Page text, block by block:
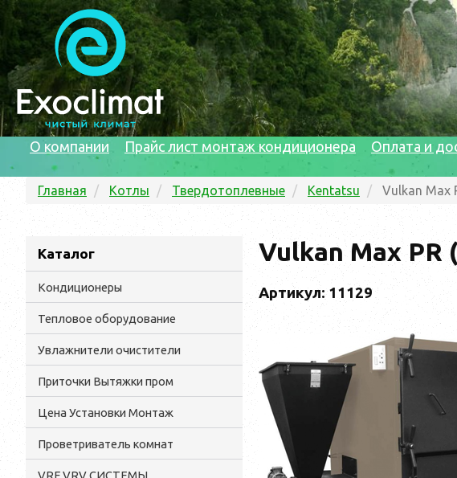
О компании Прайс лист монтаж кондиционера Оплата и
Главная Котлы Твердотоплевные Kentatsu Vulkan Max
Каталог
Кондиционеры
Тепловое оборудование
Увлажнители очистители
Приточки Вытяжки пром
Цена Установки Монтаж
Проветриватель комнат
VRF VRV СИСТЕМЫ
Vulkan Max PR
Артикул: 11129